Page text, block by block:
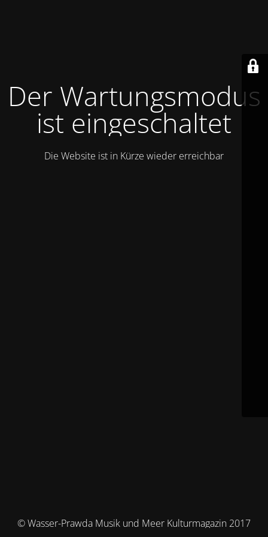
Der Wartungsmodus
ist eingeschaltet
Die Website ist in Kürze wieder erreichbar
© Wasser-Prawda Musik und Meer Kulturmagazin 2017